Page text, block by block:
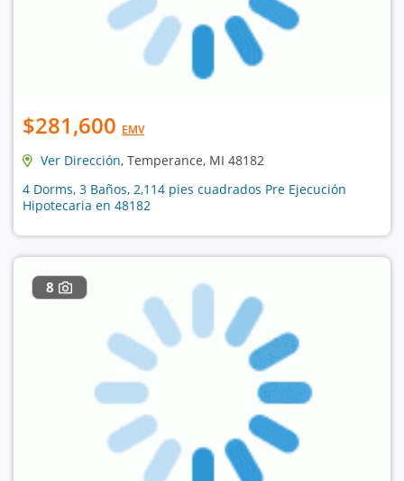
$281,600 EMV
Ver Dirección, Temperance, MI 48182
4 Dorms, 3 Baños, 2,114 pies cuadrados Pre Ejecución
Hipotecaria en 48182
8